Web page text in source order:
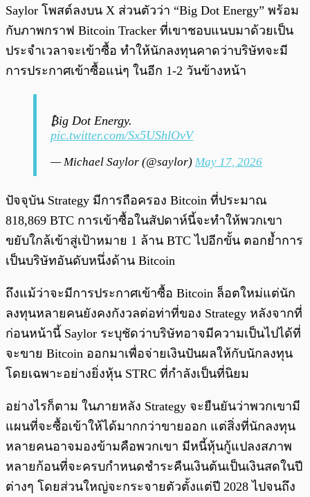
Saylor โพสต์ลงบน X ส่วนตัวว่า “Big Dot Energy” พร้อม
กับภาพกราฟ Bitcoin Tracker ที่เขาชอบแนบมาด้วยเป็น
ประจำเวลาจะเข้าซื้อ ทำให้นักลงทุนคาดว่าบริษัทจะมี
การประกาศเข้าซื้อแน่ๆ ในอีก 1-2 วันข้างหน้า
₿ig Dot Energy.
pic.twitter.com/Sx5UShlOvV
— Michael Saylor (@saylor) May 17, 2026
ปัจจุบัน Strategy มีการถือครอง Bitcoin ที่ประมาณ
818,869 BTC การเข้าซื้อในสัปดาห์นี้จะทำให้พวกเขา
ขยับใกล้เข้าสู่เป้าหมาย 1 ล้าน BTC ไปอีกขั้น ตอกย้ำการ
เป็นบริษัทอันดับหนึ่งด้าน Bitcoin
ถึงแม้ว่าจะมีการประกาศเข้าซื้อ Bitcoin ล็อตใหม่แต่นัก
ลงทุนหลายคนยังคงกังวลต่อท่าที่ของ Strategy หลังจากที่
ก่อนหน้านี้ Saylor ระบุชัดว่าบริษัทอาจมีความเป็นไปได้ที่
จะขาย Bitcoin ออกมาเพื่อจ่ายเงินปันผลให้กับนักลงทุน
โดยเฉพาะอย่างยิ่งหุ้น STRC ที่กำลังเป็นที่นิยม
อย่างไรก็ตาม ในภายหลัง Strategy จะยืนยันว่าพวกเขามี
แผนที่จะซื้อเข้าให้ได้มากกว่าขายออก แต่สิ่งที่นักลงทุน
หลายคนอาจมองข้ามคือพวกเขา มีหนี้หุ้นกู้แปลงสภาพ
หลายก้อนที่จะครบกำหนดชำระคืนเงินต้นเป็นเงินสดในปี
ต่างๆ โดยส่วนใหญ่จะกระจายตัวตั้งแต่ปี 2028 ไปจนถึง